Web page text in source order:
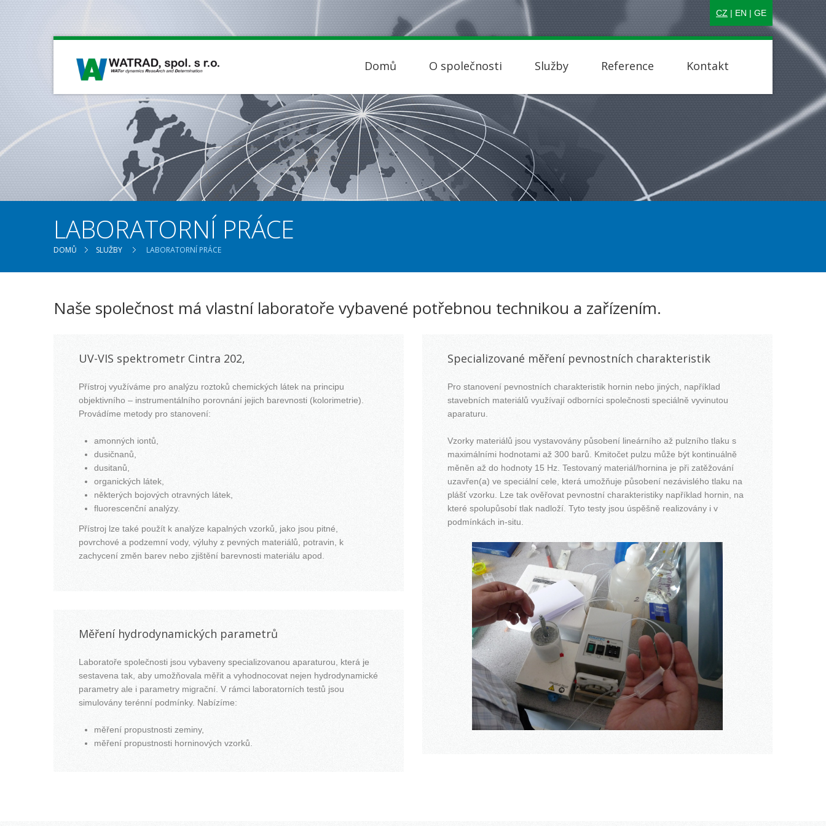
CZ | EN | GE
Domů O společnosti Služby Reference Kontakt
LABORATORNÍ PRÁCE
DOMŮ SLUŽBY LABORATORNÍ PRÁCE
Naše společnost má vlastní laboratoře vybavené potřebnou technikou a zařízením.
UV-VIS spektrometr Cintra 202,
Přístroj využíváme pro analýzu roztoků chemických látek na principu
objektivního – instrumentálního porovnání jejich barevnosti (kolorimetrie).
Provádíme metody pro stanovení:
amonných iontů,
dusičnanů,
dusitanů,
organických látek,
některých bojových otravných látek,
fluorescenční analýzy.
Přístroj lze také použít k analýze kapalných vzorků, jako jsou pitné,
povrchové a podzemní vody, výluhy z pevných materiálů, potravin, k
zachycení změn barev nebo zjištění barevnosti materiálu apod.
Měření hydrodynamických parametrů
Laboratoře společnosti jsou vybaveny specializovanou aparaturou, která je
sestavena tak, aby umožňovala měřit a vyhodnocovat nejen hydrodynamické
parametry ale i parametry migrační. V rámci laboratorních testů jsou
simulovány terénní podmínky. Nabízíme:
měření propustnosti zeminy,
měření propustnosti horninových vzorků.
Specializované měření pevnostních charakteristik
Pro stanovení pevnostních charakteristik hornin nebo jiných, například
stavebních materiálů využívají odborníci společnosti speciálně vyvinutou
aparaturu.
Vzorky materiálů jsou vystavovány působení lineárního až pulzního tlaku s
maximálními hodnotami až 300 barů. Kmitočet pulzu může být kontinuálně
měněn až do hodnoty 15 Hz. Testovaný materiál/hornina je při zatěžování
uzavřen(a) ve speciální cele, která umožňuje působení nezávislého tlaku na
plášť vzorku. Lze tak ověřovat pevnostní charakteristiky například hornin, na
které spolupůsobí tlak nadloží. Tyto testy jsou úspěšně realizovány i v
podmínkách in-situ.